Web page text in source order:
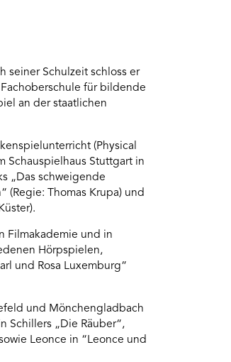
seiner Schulzeit schloss er
für bildende
an der staatlichen
(Physical
Schauspielhaus Stuttgart in
„Das schweigende
(Regie: Thomas Krupa) und
Filmakademie und in
Hörpspielen,
und Rosa Luxemburg“
und Mönchengladbach
Schillers „Die Räuber“,
Leonce in “Leonce und